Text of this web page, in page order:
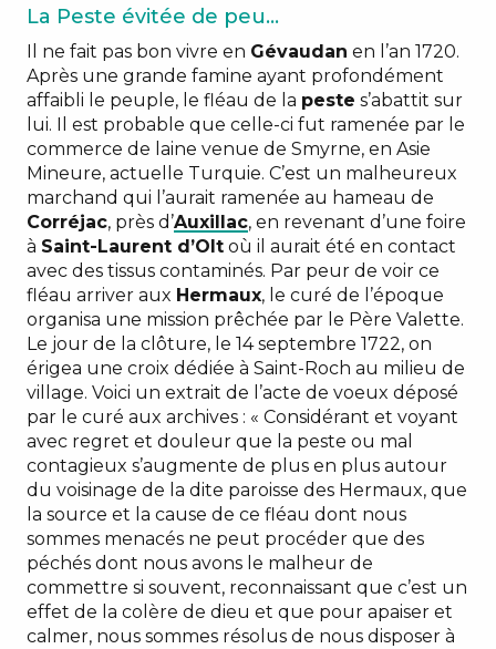
La Peste évitée de peu…
Il ne fait pas bon vivre en Gévaudan en l’an 1720.
Après une grande famine ayant profondément
affaibli le peuple, le fléau de la peste s’abattit sur
lui. Il est probable que celle-ci fut ramenée par le
commerce de laine venue de Smyrne, en Asie
Mineure, actuelle Turquie. C’est un malheureux
marchand qui l’aurait ramenée au hameau de
Corréjac, près d’Auxillac, en revenant d’une foire
à Saint-Laurent d’Olt où il aurait été en contact
avec des tissus contaminés. Par peur de voir ce
fléau arriver aux Hermaux, le curé de l’époque
organisa une mission prêchée par le Père Valette.
Le jour de la clôture, le 14 septembre 1722, on
érigea une croix dédiée à Saint-Roch au milieu de
village. Voici un extrait de l’acte de voeux déposé
par le curé aux archives : « Considérant et voyant
avec regret et douleur que la peste ou mal
contagieux s’augmente de plus en plus autour
du voisinage de la dite paroisse des Hermaux, que
la source et la cause de ce fléau dont nous
sommes menacés ne peut procéder que des
péchés dont nous avons le malheur de
commettre si souvent, reconnaissant que c’est un
effet de la colère de dieu et que pour apaiser et
calmer, nous sommes résolus de nous disposer à